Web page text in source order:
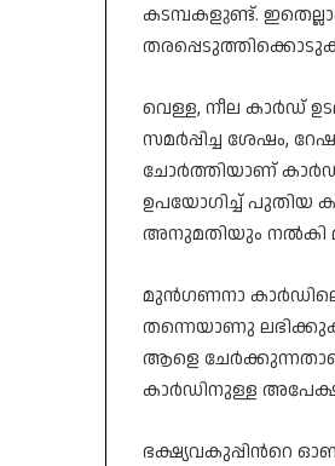
കടമ്പകളുണ്ട്.
വെള്ള, നീല കാർഡ്
സമർപ്പിച്ച ശേഷം,
ചോർത്തിയാണ്
ഉപയോഗിച്ച് പുതിയ
അനുമതിയും നൽകി
മുൻഗണനാ
തന്നെയാണു
ആളെ
കാർഡിനുള്ള
ഭക്ഷ്യവകുപ്പിന്‍റെ